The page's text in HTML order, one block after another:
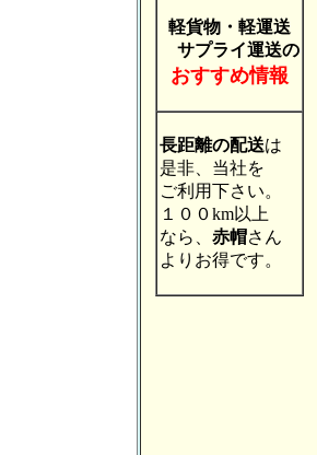
軽貨物・軽運送
サプライ運送の
おすすめ情報
長距離の配送は
是非、当社を
ご利用下さい。
１００km以上
なら、 赤帽さん
よりお得です。